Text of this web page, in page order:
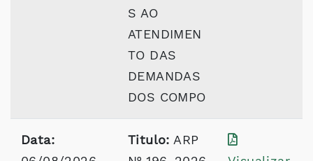
S AO
ATENDIMEN
TO DAS
DEMANDAS
DOS COMPO
Data:
Titulo: ARP